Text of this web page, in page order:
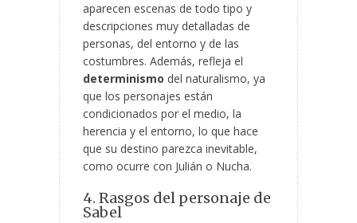
aparecen escenas de todo tipo y
descripciones muy detalladas de
personas, del entorno y de las
costumbres. Además, refleja el
determinismo del naturalismo, ya
que los personajes están
condicionados por el medio, la
herencia y el entorno, lo que hace
que su destino parezca inevitable,
como ocurre con Julián o Nucha.
4. Rasgos del personaje de
Sabel